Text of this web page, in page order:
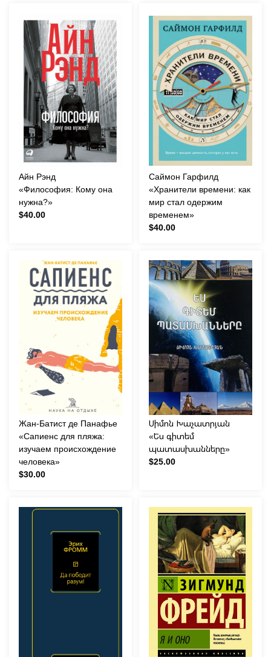
Айн Рэнд
«Философия: Кому она
нужна?»
$40.00
Саймон Гарфилд
«Хранители времени: как
мир стал одержим
временем»
$40.00
Жан-Батист де Панафье
«Сапиенс для пляжа:
изучаем происхождение
человека»
$30.00
Սիմոն Խաչատրյան
«Ես գիտեմ
պատասխանները»
$25.00